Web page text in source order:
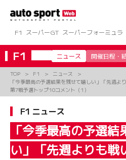
ツ
へ
ス
キ
F1 スーパーGT スーパーフォーミュラ
F1 ニュース 開催日程・
TOP F1
ニュース
「今季最高の予選結果を残せて嬉しい」「先週よ
第7戦予選トップ10コメント（1）
F1 ニュース
「今季最高の予選
い」「先週よりも戦